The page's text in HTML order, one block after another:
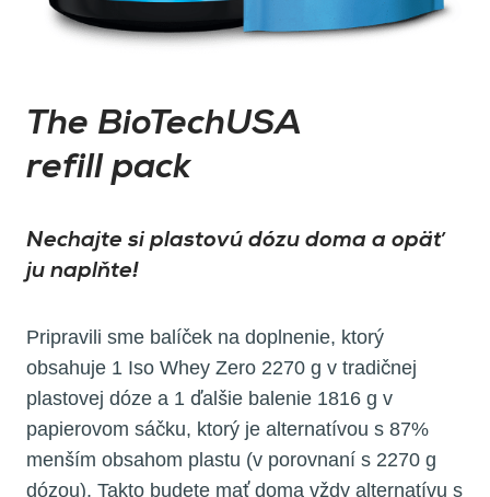
The BioTechUSA
refill pack
Nechajte si plastovú dózu doma a opäť
ju naplňte!
Pripravili sme balíček na doplnenie, ktorý
obsahuje 1 Iso Whey Zero 2270 g v tradičnej
plastovej dóze a 1 ďalšie balenie 1816 g v
papierovom sáčku, ktorý je alternatívou s 87%
menším obsahom plastu (v porovnaní s 2270 g
dózou). Takto budete mať doma vždy alternatívu s